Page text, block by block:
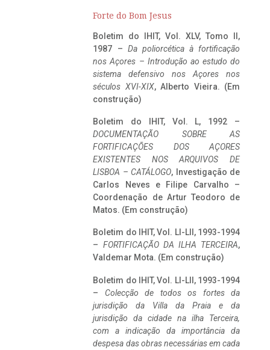
Forte do Bom Jesus
Boletim do IHIT, Vol. XLV, Tomo II,
1987 – Da poliorcética à fortificação
nos Açores – Introdução ao estudo do
sistema defensivo nos Açores nos
séculos XVI-XIX, Alberto Vieira. (Em
construção)
Boletim do IHIT, Vol. L, 1992 –
DOCUMENTAÇÃO SOBRE AS
FORTIFICAÇÕES DOS AÇORES
EXISTENTES NOS ARQUIVOS DE
LISBOA – CATÁLOGO, Investigação de
Carlos Neves e Filipe Carvalho –
Coordenação de Artur Teodoro de
Matos. (Em construção)
Boletim do IHIT, Vol. LI-LII, 1993-1994
– FORTIFICAÇÃO DA ILHA TERCEIRA,
Valdemar Mota. (Em construção)
Boletim do IHIT, Vol. LI-LII, 1993-1994
– Colecção de todos os fortes da
jurisdição da Villa da Praia e da
jurisdição da cidade na ilha Terceira,
com a indicação da importância da
despesa das obras necessárias em cada